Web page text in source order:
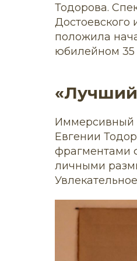
Тодорова.
Достоевского
положила
юбилейном 35
«Лучший
Иммерсивный
Евгении
фрагментами
личными